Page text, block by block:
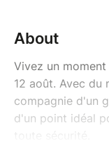
About
Vivez un
12 août. Avec du
compagnie d'un
d'un point idéal